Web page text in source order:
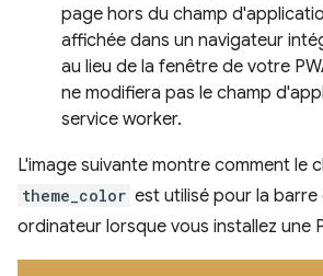
page hors du champ
affichée dans un navigateur
au lieu de la fenêtre de votre
ne modifiera pas le champ
service worker.
L'image suivante montre comment le
theme_color est utilisé pour la
ordinateur lorsque vous installez une